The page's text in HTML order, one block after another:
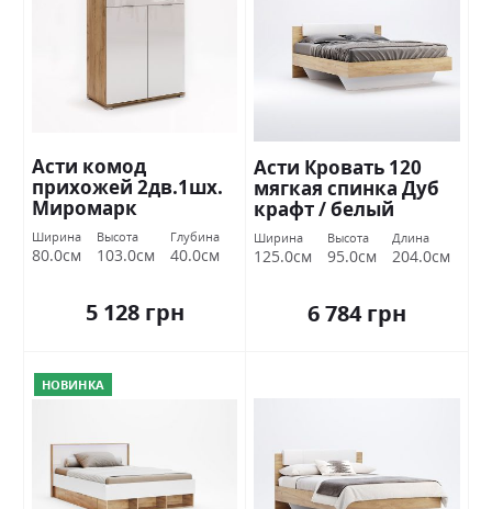
Асти комод
прихожей 2дв.1шх.
Миромарк
Ширина
80.0см
Высота
103.0см
Глубина
40.0см
5 128 грн
Асти Кровать 120
мягкая спинка Дуб
крафт / белый
глянец Миромарк
Ширина
125.0см
Высота
95.0см
Длина
204.0см
6 784 грн
НОВИНКА